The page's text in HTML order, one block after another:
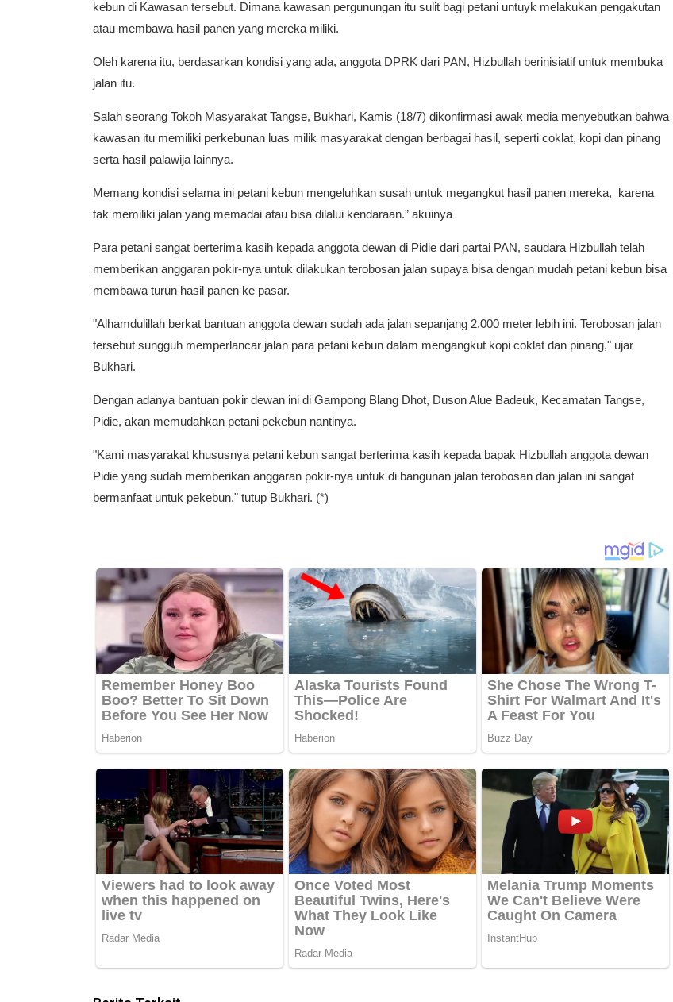
kebun di Kawasan tersebut. Dimana kawasan pergunungan itu sulit bagi petani untuyk melakukan pengakutan
atau membawa hasil panen yang mereka miliki.
Oleh karena itu, berdasarkan kondisi yang ada, anggota DPRK dari PAN, Hizbullah berinisiatif untuk membuka
jalan itu.
Salah seorang Tokoh Masyarakat Tangse, Bukhari, Kamis (18/7) dikonfirmasi awak media menyebutkan bahwa
kawasan itu memiliki perkebunan luas milik masyarakat dengan berbagai hasil, seperti coklat, kopi dan pinang
serta hasil palawija lainnya.
Memang kondisi selama ini petani kebun mengeluhkan susah untuk megangkut hasil panen mereka, karena
tak memiliki jalan yang memadai atau bisa dilalui kendaraan.” akuinya
Para petani sangat berterima kasih kepada anggota dewan di Pidie dari partai PAN, saudara Hizbullah telah
memberikan anggaran pokir-nya untuk dilakukan terobosan jalan supaya bisa dengan mudah petani kebun bisa
membawa turun hasil panen ke pasar.
"Alhamdulillah berkat bantuan anggota dewan sudah ada jalan sepanjang 2.000 meter lebih ini. Terobosan jalan
tersebut sungguh memperlancar jalan para petani kebun dalam mengangkut kopi coklat dan pinang," ujar
Bukhari.
Dengan adanya bantuan pokir dewan ini di Gampong Blang Dhot, Duson Alue Badeuk, Kecamatan Tangse,
Pidie, akan memudahkan petani pekebun nantinya.
"Kami masyarakat khususnya petani kebun sangat berterima kasih kepada bapak Hizbullah anggota dewan
Pidie yang sudah memberikan anggaran pokir-nya untuk di bangunan jalan terobosan dan jalan ini sangat
bermanfaat untuk pekebun," tutup Bukhari. (*)